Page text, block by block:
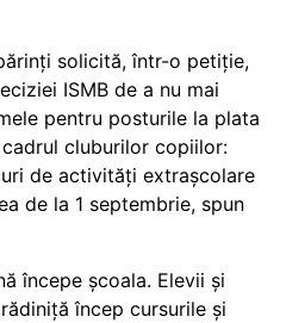
solicită, într-o petiție,
ISMB de a nu mai
pentru posturile la plata
cluburilor copiilor:
de activități extrașcolare
de la 1 septembrie, spun
începe școala. Elevii și
încep cursurile și